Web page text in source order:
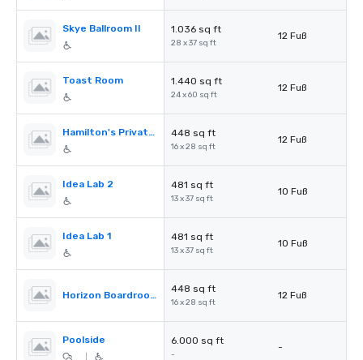
Skye Ballroom II 1.036 sq ft
28 x 37 sq ft
12 Fuß
Toast Room 1.440 sq ft
24 x 60 sq ft
12 Fuß
Hamilton's Private Room 448 sq ft
16 x 28 sq ft
12 Fuß
Idea Lab 2 481 sq ft
13 x 37 sq ft
10 Fuß
Idea Lab 1 481 sq ft
13 x 37 sq ft
10 Fuß
Horizon Boardroom
448 sq ft
16 x 28 sq ft
12 Fuß
Poolside 6.000 sq ft
-
-